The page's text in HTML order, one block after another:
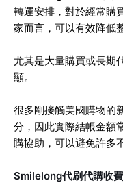
轉運安排，對於經常購
家而言，可以有效降低
尤其是大量購買或長期
顯。
很多剛接觸美國購物的
分，因此實際結帳金額
購協助，可以避免許多
Smilelong代刷代購收